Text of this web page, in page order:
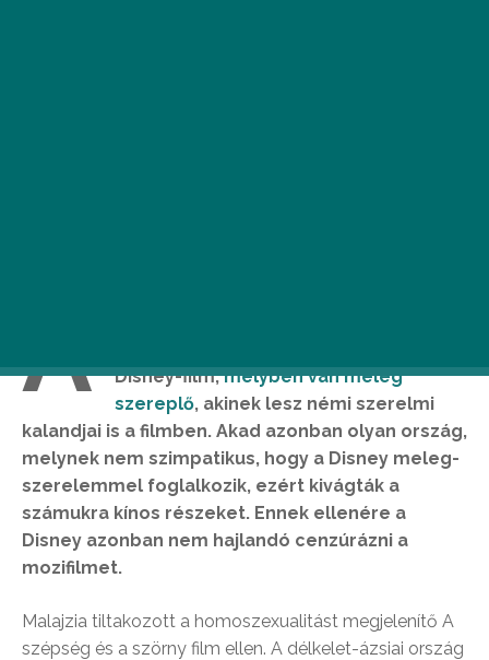
A
Disney-film,melyben van meleg
szereplő, akinek lesz némi szerelmi
kalandjai is a filmben. Akad azonban olyan ország,
melynek nem szimpatikus, hogy a Disney meleg-
szerelemmel foglalkozik, ezért kivágták a
számukra kínos részeket. Ennek ellenére a
Disney azonban nem hajlandó cenzúrázni a
mozifilmet.
Malajzia tiltakozott a homoszexualitást megjelenítő A
szépség és a szörny film ellen. A délkelet-ázsiai ország